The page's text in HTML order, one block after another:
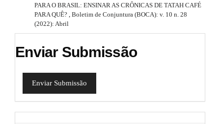
PARA O BRASIL: ENSINAR AS CRÔNICAS DE TATAH CAFÉ
PARA QUÊ? Boletim de Conjuntura (BOCA): v. 10 n. 28
(2022): Abril
Enviar Submissão
Enviar Submissão